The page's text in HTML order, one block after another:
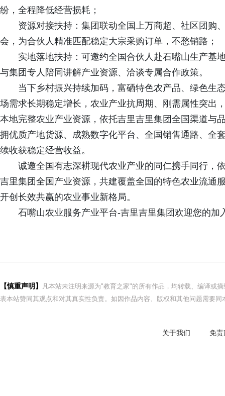
纷，全程降低经营损耗；
资源对接扶持：集团联动全国上万商超、社区团购
会，为合伙人精准匹配稳定大宗采购订单，不愁销路；
实地落地扶持：可邀约全国合伙人赴石嘴山生产基
与集团专人陪同讲解产业资源、洽谈专属合作政策。
当下乡村振兴持续加码，富硒特色农产品、绿色生
场需求长期稳定增长，农业产业抗周期、刚需属性突出
本地完整农业产业资源，依托吉里吉里集团全国渠道与
拥优质产地货源、成熟数字化平台、全国销售通路、全
续收获稳定经营收益。
诚邀全国有志深耕现代农业产业的同仁携手同行，
吉里集团全国产业资源，共建覆盖全国的特色农业流通
开创长效共赢的农业事业新格局。
石嘴山农业服务产业平台-吉里吉里集团欢迎您的加
【慎重声明】
凡本站未注明来源为"教育之家"的所有作品，均转载、编译或
表本站赞同其观点和对其真实性负责。如因作品内容、版权和其他问题需要
关于我们 免责